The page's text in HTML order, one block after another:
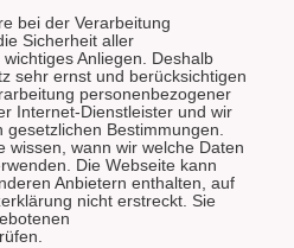
bei der Verarbeitung
Sicherheit aller
Anliegen. Deshalb
sehr ernst und berücksichtigen
personenbezogener
Internet-Dienstleister und wir
Bestimmungen.
wissen, wann wir welche Daten
Die Webseite kann
Anbietern enthalten, auf
nicht erstreckt. Sie